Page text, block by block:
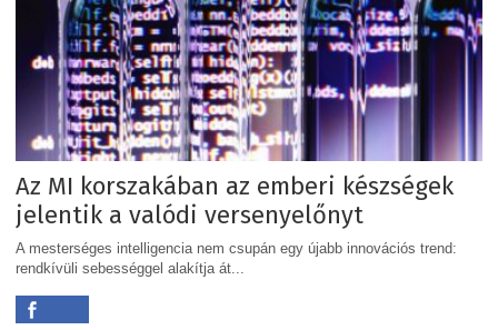
Az MI korszakában az emberi készségek
jelentik a valódi versenyelőnyt
A mesterséges intelligencia nem csupán egy újabb innovációs trend:
rendkívüli sebességgel alakítja át...